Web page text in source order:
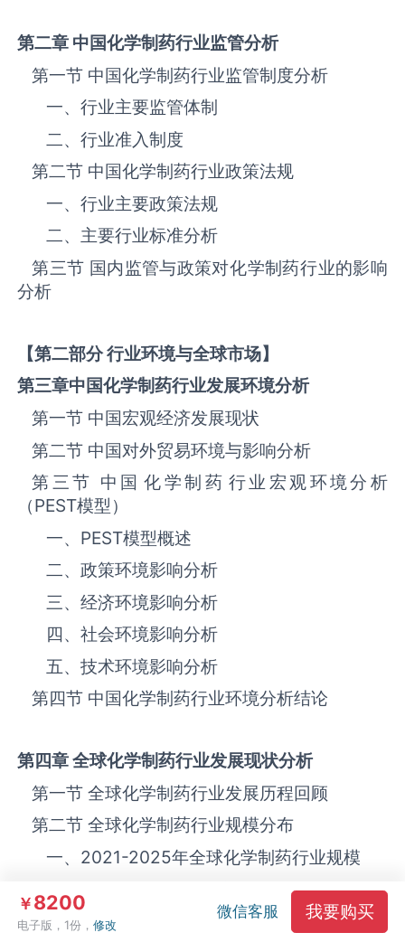
第二章 中国化学制药行业监管分析
第一节 中国‌‌‌‌‌‌‌化学制药‌‌‌‌‌‌‌‌‌‌‌‌‌‌‌‌‌‌‌‌‌‌‌‌‌‌‌‌行业监管制度分析
一、行业主要监管体制
二、行业准入制度
第二节 中国‌‌‌‌‌‌‌化学制药‌‌‌‌‌‌‌‌‌‌‌‌‌‌‌‌‌‌‌‌‌‌‌‌‌‌‌‌行业政策法规
一、行业主要政策法规
二、主要行业标准分析
第三节 国内监管与政策对‌‌‌‌‌‌‌化学制药‌‌‌‌‌‌‌‌‌‌‌‌‌‌‌‌‌‌‌‌‌‌‌‌‌‌‌‌行业的影响
分析
【第二部分 行业环境与全球市场】
第三章中国化学制药行业发展环境分析
第一节 中国宏观经济发展现状
第二节 中国对外贸易环境与影响分析
第三节 中国‌‌‌‌‌‌‌化学制药‌‌‌‌‌‌‌‌‌‌‌‌‌‌‌‌‌‌‌‌‌‌‌‌‌‌‌‌行业宏观环境分析
（PEST模型）
一、 PEST模型概述
二、政策环境影响分析
三、‌‌‌经济环境影响分析
四、社会环境影响分析
五、技术环境影响分析
第四节 中国‌‌‌‌‌‌‌化学制药‌‌‌‌‌‌‌‌‌‌‌‌‌‌‌‌‌‌‌‌‌‌‌‌‌‌‌‌行业环境分析结论
第四章 全球化学制药行业发展现状分析
第一节 全球‌‌‌‌‌‌‌化学制药‌‌‌‌‌‌‌‌‌‌‌‌‌‌‌‌‌‌‌‌‌‌‌‌‌‌‌‌行业发展历程回顾
第二节 全球‌‌‌‌‌‌‌化学制药‌‌‌‌‌‌‌‌‌‌‌‌‌‌‌‌‌‌‌‌‌‌‌‌‌‌‌‌行业规模分布
一、 2021-2025年全球‌‌‌‌‌‌‌化学制药‌‌‌‌‌‌‌‌‌‌‌‌‌‌‌‌‌‌‌‌‌‌‌‌‌‌‌‌行业规模
二、全球‌‌‌‌‌‌‌化学制药‌‌‌‌‌‌‌‌‌‌‌‌‌‌‌‌‌‌‌‌‌‌‌‌‌‌‌‌行业市场区域分布
第三节 亚洲‌‌‌‌‌‌‌化学制药‌‌‌‌‌‌‌‌‌‌‌‌‌‌‌‌‌‌‌‌‌‌‌‌‌‌‌‌行业地区市场分析
￥8200
电子版，1份，修改
微信客服 我要购买